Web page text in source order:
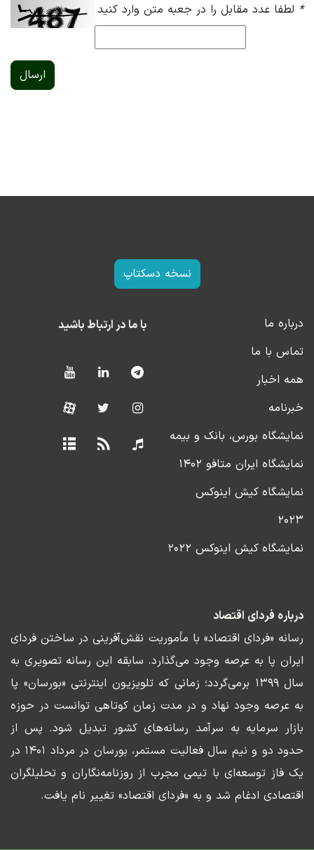
* لطفا عدد مقابل را در جعبه متن وارد کنید
ارسال
نسخه دسکتاپ
درباره ما
تماس با ما
همه اخبار
خبرنامه
نمایشگاه بورس، بانک و بیمه
نمایشگاه ایران متافو ۱۴۰۲
نمایشگاه کیش اینوکس
۲۰۲۳
نمایشگاه کیش اینوکس ۲۰۲۲
با ما در ارتباط باشید
درباره فردای اقتصاد
رسانه «فردای اقتصاد» با مأموریت نقش‌آفرینی در ساختن فردای
ایران پا به عرصه وجود می‌گذارد. سابقه این رسانه تصویری به
سال ۱۳۹۹ برمی‌گردد؛ زمانی که تلویزیون اینترنتی «بورسان» پا
به عرصه وجود نهاد و در مدت زمان کوتاهی توانست در حوزه
بازار سرمایه به سرآمد رسانه‌های کشور تبدیل شود. پس از
حدود دو و نیم سال فعالیت مستمر، بورسان در مرداد ۱۴۰۱ در
یک فاز توسعه‌ای با تیمی مجرب از روزنامه‌نگاران و تحلیلگران
اقتصادی ادغام شد و به «فردای اقتصاد» تغییر نام یافت.